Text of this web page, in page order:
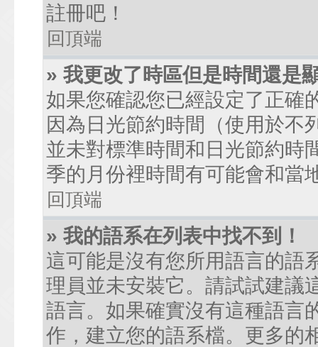
註冊吧！
回頂端
» 我更改了時區但是時間還是
如果您確認您已經設定了正確
因為日光節約時間（使用於不
並未對標準時間和日光節約時
季的月份裡時間有可能會和當
回頂端
» 我的語系在列表中找不到！
這可能是沒有您所用語言的語
理員並未安裝它。請試試建議
語言。如果確實沒有這種語言
作，建立您的語系檔。更多的